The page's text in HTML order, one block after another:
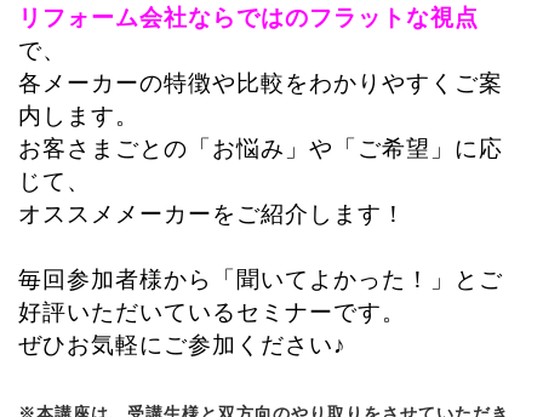
リフォーム会社ならではのフラットな視点
で、
各メーカーの特徴や比較をわかりやすくご案
内します。
お客さまごとの「お悩み」や「ご希望」に応
じて、
オススメメーカーをご紹介します！
毎回参加者様から「聞いてよかった！」とご
好評いただいているセミナーです。
ぜひお気軽にご参加ください♪
※本講座は、受講生様と双方向のやり取りをさせていただき